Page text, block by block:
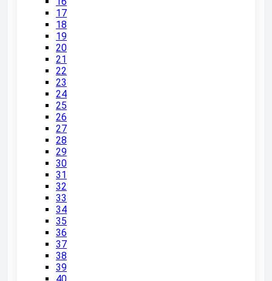
17
18
19
20
21
22
23
24
25
26
27
28
29
30
31
32
33
34
35
36
37
38
39